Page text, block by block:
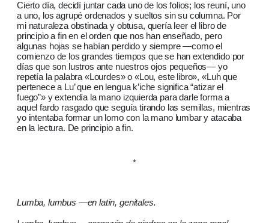
Cierto día, decidí juntar cada uno de los folios; los reuní, uno
a uno, los agrupé ordenados y sueltos sin su columna. Por
mi naturaleza obstinada y obtusa, quería leer el libro de
principio a fin en el orden que nos han enseñado, pero
algunas hojas se habían perdido y siempre —como el
comienzo de los grandes tiempos que se han extendido por
días que son lustros ante nuestros ojos pequeños— yo
repetía la palabra «Lourdes» o «Lou, este libro», «Luh que
pertenece a Lu’ que en lengua k’iche significa “atizar el
fuego”» y extendía la mano izquierda para darle forma a
aquel fardo rasgado que seguía tirando las semillas, mientras
yo intentaba formar un lomo con la mano lumbar y atacaba
en la lectura. De principio a fin.
*
Lumba, lumbus —en latín, genitales.